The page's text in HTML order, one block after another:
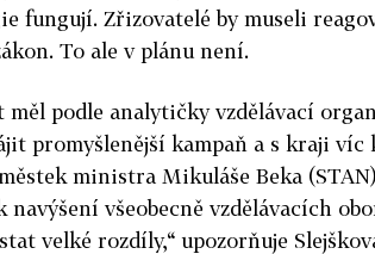
fungují. Zřizovatelé by museli
To ale v plánu není.
podle analytičky vzdělávací
promyšlenější kampaň a s kraji víc
ministra Mikuláše Beka
navýšení všeobecně vzdělávacích
velké rozdíly,“ upozorňuje